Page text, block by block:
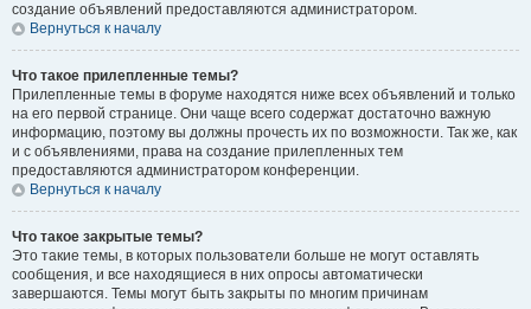
создание объявлений предоставляются администратором.
Вернуться к началу
Что такое прилепленные темы?
Прилепленные темы в форуме находятся ниже всех объявлений и только
на его первой странице. Они чаще всего содержат достаточно важную
информацию, поэтому вы должны прочесть их по возможности. Так же, как
и с объявлениями, права на создание прилепленных тем
предоставляются администратором конференции.
Вернуться к началу
Что такое закрытые темы?
Это такие темы, в которых пользователи больше не могут оставлять
сообщения, и все находящиеся в них опросы автоматически
завершаются. Темы могут быть закрыты по многим причинам